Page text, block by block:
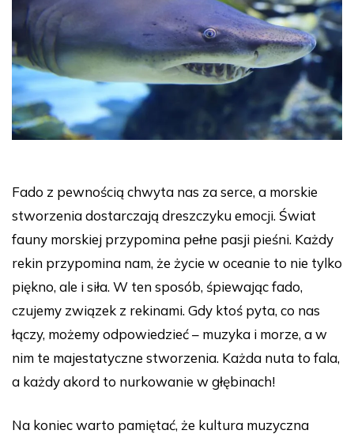
Fado z pewnością chwyta nas za serce, a morskie
stworzenia dostarczają dreszczyku emocji. Świat
fauny morskiej przypomina pełne pasji pieśni. Każdy
rekin przypomina nam, że życie w oceanie to nie tylko
piękno, ale i siła. W ten sposób, śpiewając fado,
czujemy związek z rekinami. Gdy ktoś pyta, co nas
łączy, możemy odpowiedzieć – muzyka i morze, a w
nim te majestatyczne stworzenia. Każda nuta to fala,
a każdy akord to nurkowanie w głębinach!
Na koniec warto pamiętać, że kultura muzyczna